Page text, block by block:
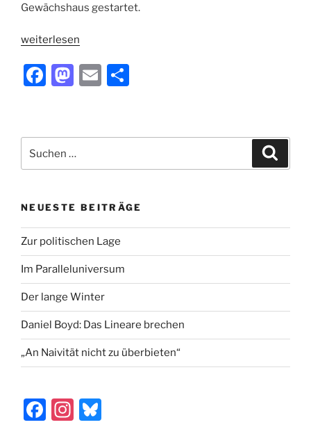
Gewächshaus gestartet.
„Ich
Chilis
an“
weiterlesen
F
e
b
o
k
M
o
d
n
E
l
n
nach:
NEUESTE BEITRÄGE
Zur politischen Lage
Im Paralleluniversum
Der lange Winter
Daniel Boyd: Das Lineare brechen
„An Naivität nicht zu überbieten“
F
In